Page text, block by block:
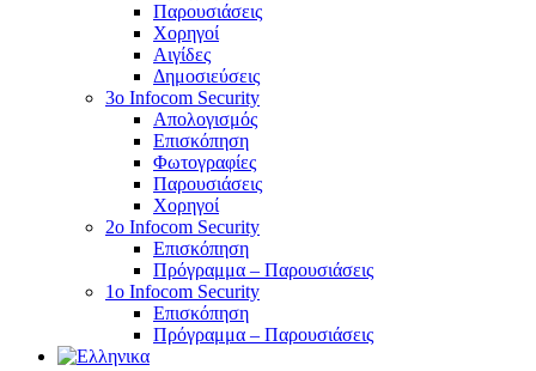
Παρουσιάσεις
Χορηγοί
Αιγίδες
Δημοσιεύσεις
3o Infocom Security
Απολογισμός
Επισκόπηση
Φωτογραφίες
Παρουσιάσεις
Χορηγοί
2o Infocom Security
Επισκόπηση
Πρόγραμμα – Παρουσιάσεις
1ο Infocom Security
Επισκόπηση
Πρόγραμμα – Παρουσιάσεις